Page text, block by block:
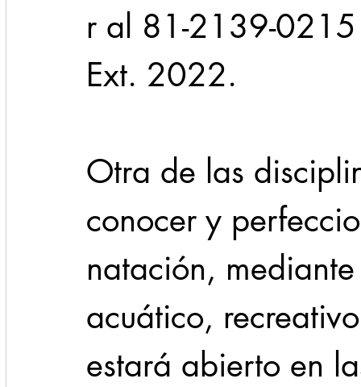
r al 81-2139-
Ext. 2022.
Otra de las
conocer y
natación,
acuático,
estará abierto en